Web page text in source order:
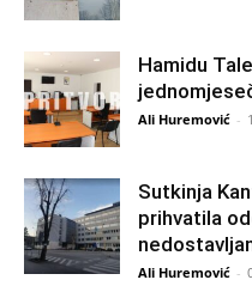
Hamidu
Ali Huremović -
Sutkinja
prihvatila
Ali Huremović -